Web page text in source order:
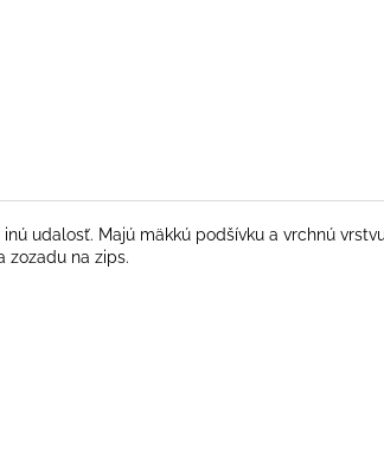
udalosť. Majú mäkkú podšívku a vrchnú
zozadu na zips.